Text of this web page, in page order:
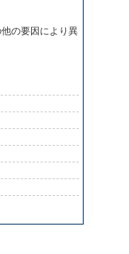
の要因により異